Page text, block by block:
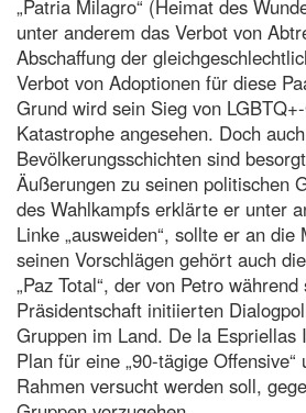
„Patria Milagro“ (Heimat des
unter anderem das Verbot von
Abschaffung der
Verbot von Adoptionen für diese
Grund wird sein Sieg von
Katastrophe angesehen. Doch
Bevölkerungsschichten sind
Äußerungen zu seinen politischen
des Wahlkampfs erklärte er unter
Linke „ausweiden“, sollte er an die
seinen Vorschlägen gehört auch
„Paz Total“, der von Petro während
Präsidentschaft initiierten
Gruppen im Land. De la Espriellas
Plan für eine „90-tägige
Rahmen versucht werden soll,